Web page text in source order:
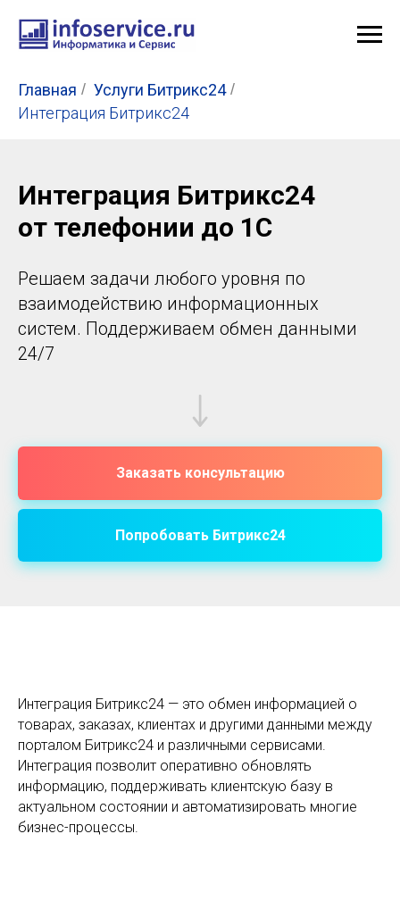
Главная / Услуги Битрикс24 /
Интеграция Битрикс24
Интеграция Битрикс24
от телефонии до 1С
Решаем задачи любого уровня по
взаимодействию информационных
систем. Поддерживаем обмен данными
24/7
Заказать консультацию
Попробовать Битрикс24
Интеграция Битрикс24 — это обмен информацией о
товарах, заказах, клиентах и другими данными между
порталом Битрикс24 и различными сервисами.
Интеграция позволит оперативно обновлять
информацию, поддерживать клиентскую базу в
актуальном состоянии и автоматизировать многие
бизнес-процессы.